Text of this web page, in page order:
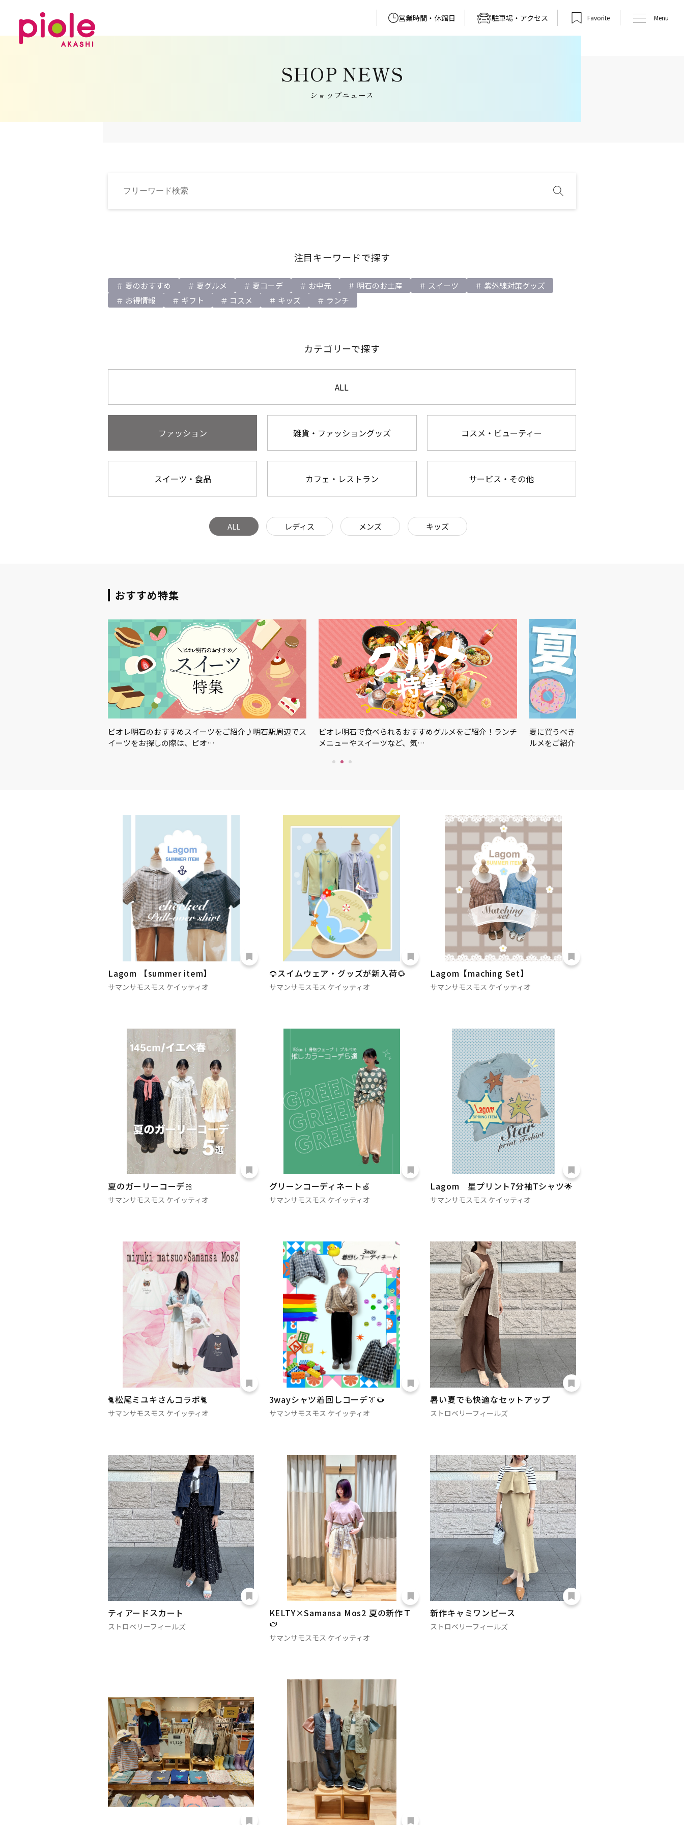
営業時間・休館日 駐車場・アクセス Favorite Menu
ショップニュース
注目キーワードで探す
夏のおすすめ 夏グルメ 夏コーデ お中元 明石のお土産 スイーツ
紫外線対策グッズ
お得情報
ギフト コスメ キッズ ランチ
カテゴリーで探す
ALL
ファッション 雑貨・ファッショングッズ コスメ・ビューティー
スイーツ・食品 カフェ・レストラン サービス・その他
ALL レディス メンズ キッズ
おすすめ特集
ピオレ明石のおすすめスイーツをご紹介♪明石駅周辺でス
イーツをお探しの際は、ピオ…
ピオレ明石で食べられるおすすめグルメをご紹介！ランチ
メニューやスイーツなど、気…
夏に買うべきはこれ☀️🏖🍉この夏を楽しむア
ルメをご紹介♪
Lagom 【summer item】
サマンサモスモス ケイッティオ
🌻スイムウェア・グッズが新入荷🌻
サマンサモスモス ケイッティオ
Lagom【maching Set】
サマンサモスモス ケイッティオ
夏のガーリーコーデ🎀
サマンサモスモス ケイッティオ
グリーンコーディネート🍏
サマンサモスモス ケイッティオ
Lagom 星プリント7分袖Tシャツ🌟
サマンサモスモス ケイッティオ
🐈松尾ミユキさんコラボ🐈
サマンサモスモス ケイッティオ
3wayシャツ着回しコーデ👔🌻
サマンサモスモス ケイッティオ
暑い夏でも快適なセットアップ
ストロベリーフィールズ
ティアードスカート
ストロベリーフィールズ
KELTY×Samansa Mos2 夏の新作Ｔ
🍉
サマンサモスモス ケイッティオ
新作キャミワンピース
ストロベリーフィールズ